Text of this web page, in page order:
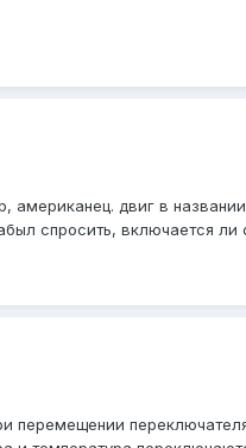
американец. двиг в
спросить, включается ли